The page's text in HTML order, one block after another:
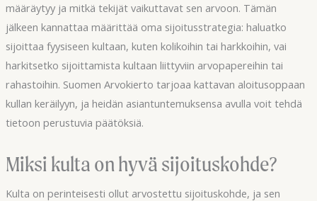
määräytyy ja mitkä tekijät vaikuttavat sen arvoon. Tämän
jälkeen kannattaa määrittää oma sijoitusstrategia: haluatko
sijoittaa fyysiseen kultaan, kuten kolikoihin tai harkkoihin, vai
harkitsetko sijoittamista kultaan liittyviin arvopapereihin tai
rahastoihin. Suomen Arvokierto tarjoaa kattavan aloitusoppaan
kullan keräilyyn, ja heidän asiantuntemuksensa avulla voit tehdä
tietoon perustuvia päätöksiä.
Miksi kulta on hyvä sijoituskohde?
Kulta on perinteisesti ollut arvostettu sijoituskohde, ja sen